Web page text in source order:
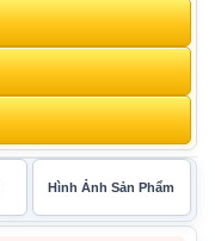
Hình Ảnh Sản Phẩm